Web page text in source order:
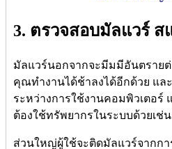
3. ตรวจสอบมัลแวร์ ส
มัลแวร์นอกจากจะมีมมีอันตราย
คุณทำงานได้ช้าลงได้อีกด้วย แล
ระหว่างการใช้งานคอมพิวเตอร์
ต้องใช้ทรัพยากรในระบบด้วยเช่
ส่วนใหญ่ผู้ใช้จะติดมัลแวร์จากก